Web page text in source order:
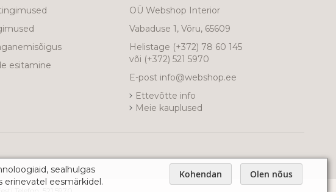
sealhulgas
eesmärkidel.
Kohendan Olen nõus
esitamine
OÜ Webshop Interior
Vabaduse 1, Võru, 65609
Helistage (+372) 78 60 145
või (+372) 521 5970
E-post info@webshop.ee
Ettevõtte info
Meie kauplused